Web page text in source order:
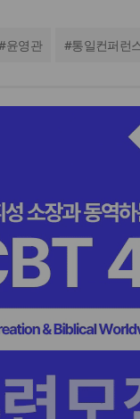
윤영관 #통일컨퍼런